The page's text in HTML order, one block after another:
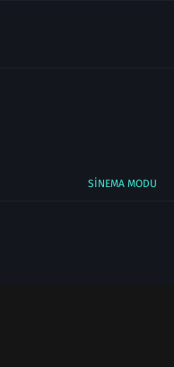
SINEMA MODU